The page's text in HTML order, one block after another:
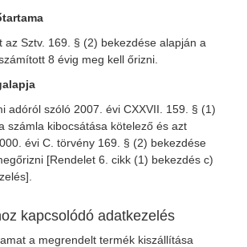
az Sztv. 169. § (2) bekezdése alapján a
8 évig meg kell őrizni.
adóról szóló 2007. évi CXXVII. 159. § (1)
számla kibocsátása kötelező és azt
évi C. törvény 169. § (2) bekezdése
[Rendelet 6. cikk (1) bekezdés c)
kapcsolódó adatkezelés
a megrendelt termék kiszállítása